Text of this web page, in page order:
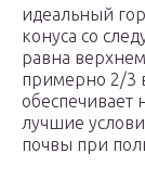
идеальный
конуса со
равна
примерно 2/3
лучшие
почвы при